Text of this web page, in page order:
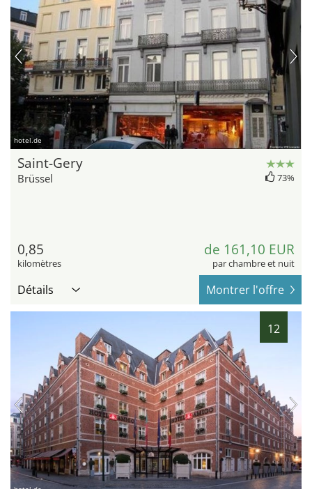
hotel.de
Saint-Gery
Brüssel 73%
0,85
kilomètres
de 161,10 EUR
par chambre et nuit
Détails Montrer l'offre
12